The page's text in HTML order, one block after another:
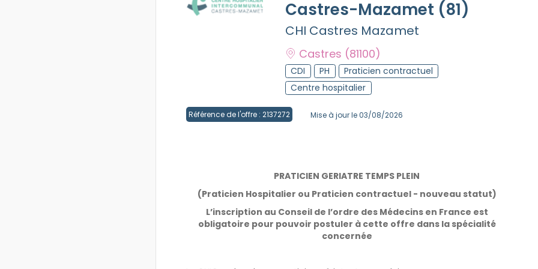
Castres-Mazamet (81)
CHI Castres Mazamet
Castres (81100)
CDI PH
Praticien contractuel
Centre hospitalier
Référence de l'offre : 2137272 Mise à jour le 03/08/2026
PRATICIEN GERIATRE TEMPS PLEIN
(Praticien Hospitalier ou Praticien contractuel - nouveau statut)
L’inscription au Conseil de l’ordre des Médecins en France est
obligatoire pour pouvoir postuler à cette offre dans la spécialité
concernée